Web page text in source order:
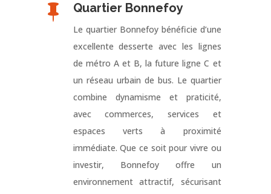
 Quartier Bonnefoy
Le quartier Bonnefoy bénéficie d’une
excellente desserte avec les lignes
de métro A et B, la future ligne C et
un réseau urbain de bus. Le quartier
combine dynamisme et praticité,
avec commerces, services et
espaces verts à proximité
immédiate. Que ce soit pour vivre ou
investir, Bonnefoy offre un
environnement attractif, sécurisant